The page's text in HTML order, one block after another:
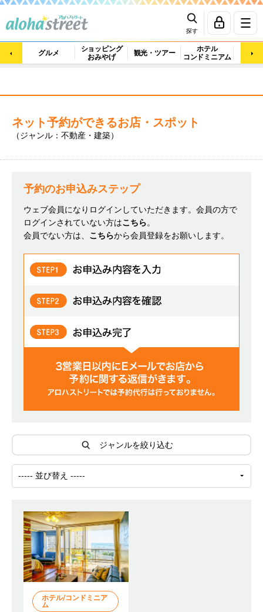
探す
グルメ
ショッピング
おみやげ
観光・ツアー
ホテル
コンドミニアム
マッ
ネット予約ができるお店・スポット
（ジャンル：不動産・建築）
予約のお申込みステップ
ウェブ会員になりログインしていただきます。会員の方で
ログインされていない方はこちら。
会員でない方は、 こちらから会員登録をお願いします。
ジャンルを絞り込む
ホテル/コンドミニア
ム